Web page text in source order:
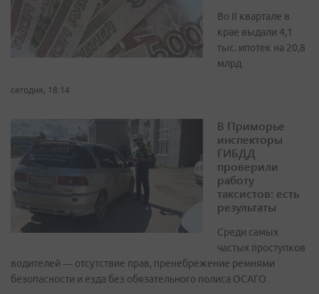
Во II квартале в
крае выдали 4,1
тыс. ипотек на 20,8
млрд
сегодня, 18:14
В Приморье
инспекторы
ГИБДД
проверили
работу
таксистов: есть
результаты
Среди самых
частых проступков
водителей — отсутствие прав, пренебрежение ремнями
безопасности и езда без обязательного полиса ОСАГО